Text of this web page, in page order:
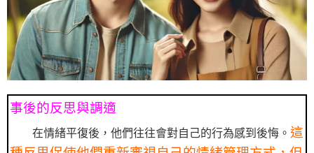
事後的反思與調適
在情緒平復後，他們往往會對自己的行為感到後悔。 這